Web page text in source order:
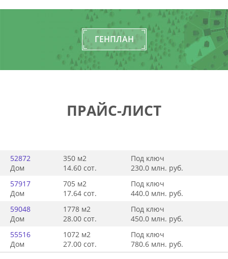
ГЕНПЛАН
ПРАЙС-ЛИСТ
52872
Дом
350 м2
14.60 сот.
Под ключ
230.0 млн. руб.
57917
Дом
705 м2
17.64 сот.
Под ключ
440.0 млн. руб.
59048
Дом
1778 м2
28.00 сот.
Под ключ
450.0 млн. руб.
55516
Дом
1072 м2
27.00 сот.
Под ключ
780.6 млн. руб.